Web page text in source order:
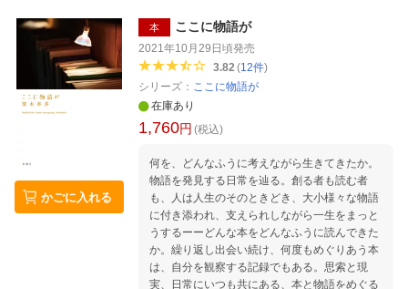
かごに入れる
本 ここに物語が
2021年10月29日頃発売
3.82(12件)
シリーズ： ここに物語が
在庫あり
1,760円 (税込)
何を、どんなふうに考えながら生きてきたか。
物語を発見する日常を辿る。創る者も読む者
も、人は人生のそのときどき、大小様々な物語
に付き添われ、支えられしながら一生をまっと
うするーーどんな本をどんなふうに読んできた
か。繰り返し出会い続け、何度もめぐりあう本
は、自分を観察する記録でもある。思索と現
実、日常にいつも共にある、本と物語をめぐる